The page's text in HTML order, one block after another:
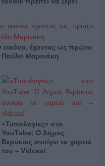
εικόνα, έχοντας ως πρώτο
Παύλο Μαρινάκη
«Τυπολογίες» στο
YouTube: Ο Δήμος
Βερύκιος ανοίγει τα χαρτιά
του – Vidcast